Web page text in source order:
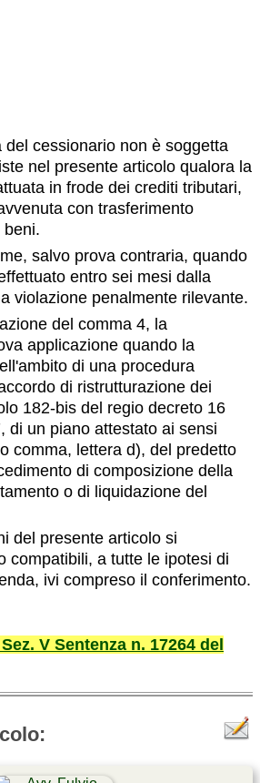
cessionario non è soggetta
nel presente articolo qualora la
in frode dei crediti tributari,
con trasferimento
beni.
salvo prova contraria, quando
entro sei mesi dalla
violazione penalmente rilevante.
del comma 4, la
applicazione quando la
di una procedura
di ristrutturazione dei
182-bis del regio decreto 16
di un piano attestato ai sensi
comma, lettera d), del predetto
di composizione della
o di liquidazione del
del presente articolo si
compatibili, a tutte le ipotesi di
ivi compreso il conferimento.
V Sentenza n. 17264 del